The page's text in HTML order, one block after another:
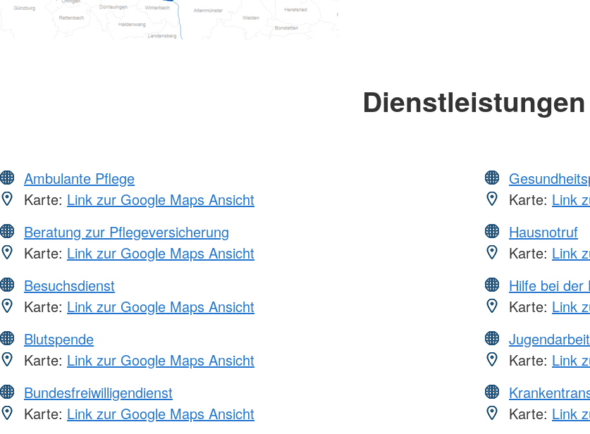
Dienstleistungen
Ambulante Pflege
Karte: Link zur Google Maps Ansicht
Beratung zur Pflegeversicherung
Karte: Link zur Google Maps Ansicht
Besuchsdienst
Karte: Link zur Google Maps Ansicht
Blutspende
Karte: Link zur Google Maps Ansicht
Bundesfreiwilligendienst
Karte: Link zur Google Maps Ansicht
Karte: Link
Hausnotruf
Karte: Link
Hilfe bei der
Karte: Link
Jugendarbeit
Karte: Link
Karte: Link